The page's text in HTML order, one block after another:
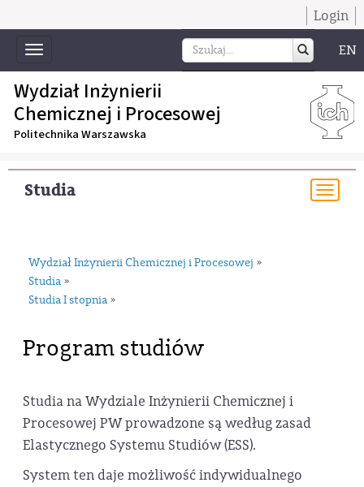
Login
Toggle
navigation
EN
Wydział Inżynierii
Chemicznej i Procesowej
Politechnika Warszawska
Studia
Wydział Inżynierii Chemicznej i Procesowej »
Studia »
Studia I stopnia »
Program studiów
Studia na Wydziale Inżynierii Chemicznej i
Procesowej PW prowadzone są według zasad
Elastycznego Systemu Studiów (ESS).
System ten daje możliwość indywidualnego